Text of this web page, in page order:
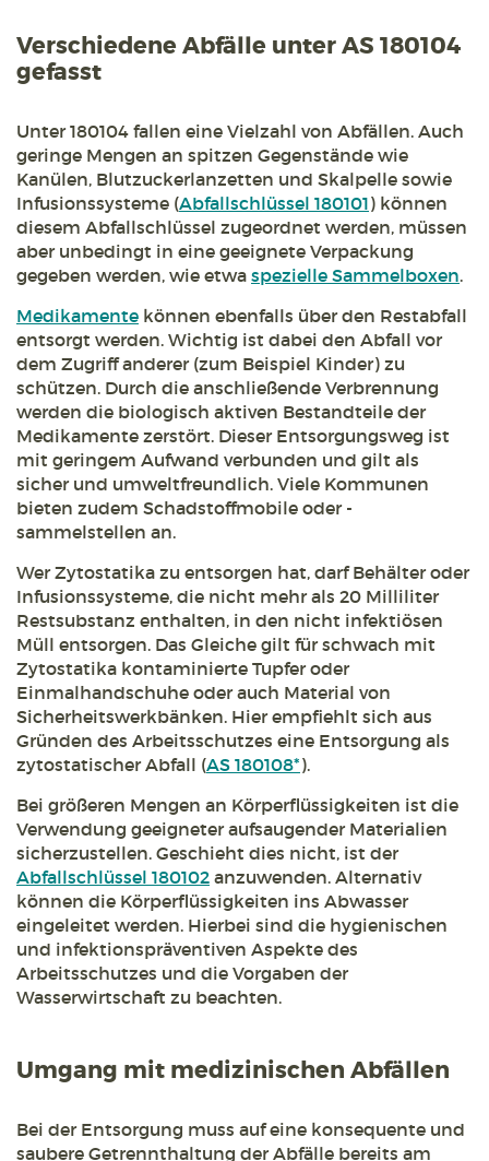
Verschiedene Abfälle unter AS 180104
gefasst
Unter 180104 fallen eine Vielzahl von Abfällen. Auch
geringe Mengen an spitzen Gegenstände wie
Kanülen, Blutzuckerlanzetten und Skalpelle sowie
Infusionssysteme (Abfallschlüssel 180101) können
diesem Abfallschlüssel zugeordnet werden, müssen
aber unbedingt in eine geeignete Verpackung
gegeben werden, wie etwa spezielle Sammelboxen.
Medikamente können ebenfalls über den Restabfall
entsorgt werden. Wichtig ist dabei den Abfall vor
dem Zugriff anderer (zum Beispiel Kinder) zu
schützen. Durch die anschließende Verbrennung
werden die biologisch aktiven Bestandteile der
Medikamente zerstört. Dieser Entsorgungsweg ist
mit geringem Aufwand verbunden und gilt als
sicher und umweltfreundlich. Viele Kommunen
bieten zudem Schadstoffmobile oder -
sammelstellen an.
Wer Zytostatika zu entsorgen hat, darf Behälter oder
Infusionssysteme, die nicht mehr als 20 Milliliter
Restsubstanz enthalten, in den nicht infektiösen
Müll entsorgen. Das Gleiche gilt für schwach mit
Zytostatika kontaminierte Tupfer oder
Einmalhandschuhe oder auch Material von
Sicherheitswerkbänken. Hier empfiehlt sich aus
Gründen des Arbeitsschutzes eine Entsorgung als
zytostatischer Abfall (AS 180108*).
Bei größeren Mengen an Körperflüssigkeiten ist die
Verwendung geeigneter aufsaugender Materialien
sicherzustellen. Geschieht dies nicht, ist der
Abfallschlüssel 180102 anzuwenden. Alternativ
können die Körperflüssigkeiten ins Abwasser
eingeleitet werden. Hierbei sind die hygienischen
und infektionspräventiven Aspekte des
Arbeitsschutzes und die Vorgaben der
Wasserwirtschaft zu beachten.
Umgang mit medizinischen Abfällen
Bei der Entsorgung muss auf eine konsequente und
saubere Getrennthaltung der Abfälle bereits am